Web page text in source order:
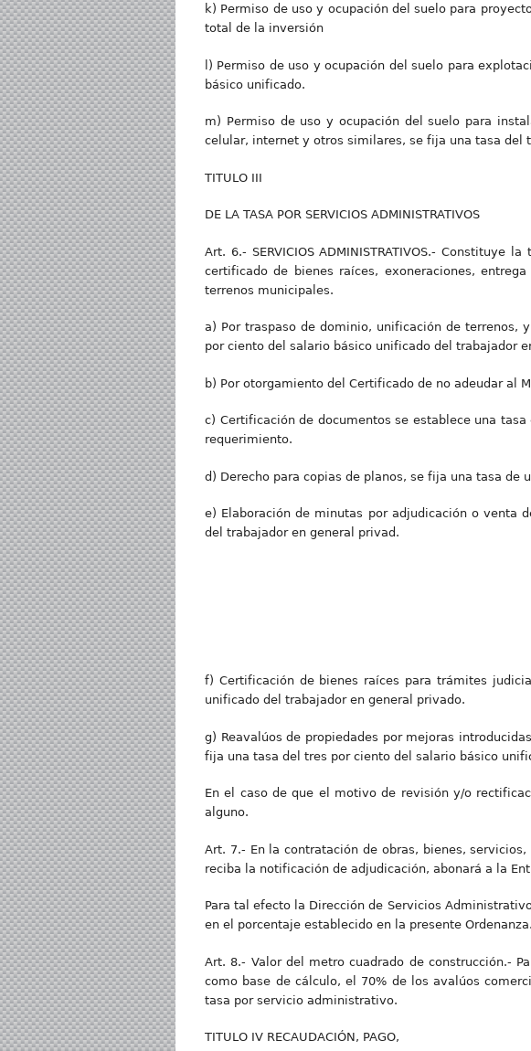
k) Permiso de uso y ocupación del suelo para
total de la inversión
l) Permiso de uso y ocupación del suelo para
básico unificado.
m) Permiso de uso y ocupación del suelo para
celular, internet y otros similares, se fija una tasa del
TITULO III
DE LA TASA POR SERVICIOS ADMINISTRATIVOS
Art. 6.- SERVICIOS ADMINISTRATIVOS.-
certificado de bienes raíces, exoneraciones,
terrenos municipales.
a) Por traspaso de dominio, unificación de terrenos,
por ciento del salario básico unificado del trabajador
b) Por otorgamiento del Certificado de no adeudar al
c) Certificación de documentos se establece una
requerimiento.
d) Derecho para copias de planos, se fija una tasa de
e) Elaboración de minutas por adjudicación o venta
del trabajador en general privad.
f) Certificación de bienes raíces para trámites
unificado del trabajador en general privado.
g) Reavalúos de propiedades por mejoras
fija una tasa del tres por ciento del salario básico
En el caso de que el motivo de revisión y/o
alguno.
Art. 7.- En la contratación de obras, bienes,
reciba la notificación de adjudicación, abonará a la
Para tal efecto la Dirección de Servicios
en el porcentaje establecido en la presente Ordenanza.
Art. 8.- Valor del metro cuadrado de construcción.-
como base de cálculo, el 70% de los avalúos
tasa por servicio administrativo.
TITULO IV RECAUDACIÓN, PAGO,